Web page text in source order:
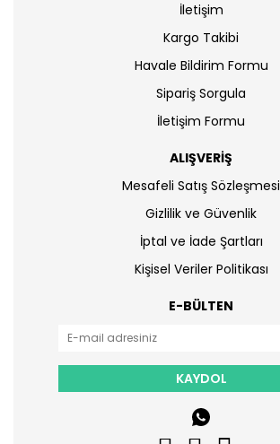
İletişim
Kargo Takibi
Havale Bildirim Formu
Sipariş Sorgula
İletişim Formu
ALIŞVERİŞ
Mesafeli Satış Sözleşmesi
Gizlilik ve Güvenlik
İptal ve İade Şartları
Kişisel Veriler Politikası
E-BÜLTEN
KAYDOL